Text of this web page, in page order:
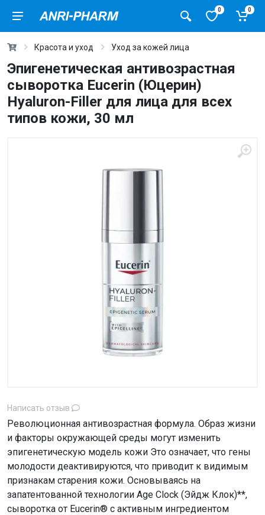
0 0
Красота и уход Уход за кожей лица
Эпигенетическая антивозрастная
сыворотка Eucerin (Юцерин)
Hyaluron-Filler для лица для всех
типов кожи, 30 мл
Написать отзыв
Революционная антивозрастная формула. Образ жизни
и факторы окружающей среды могут изменить
эпигенетическую модель кожи Это означает, что гены
молодости деактивируются, что приводит к видимым
признакам старения кожи. Основываясь на
запатентованной технологии Age Clock (Эйдж Клок)**,
сыворотка от Eucerin® с активным ингредиентом